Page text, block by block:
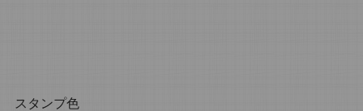
スタンプ色